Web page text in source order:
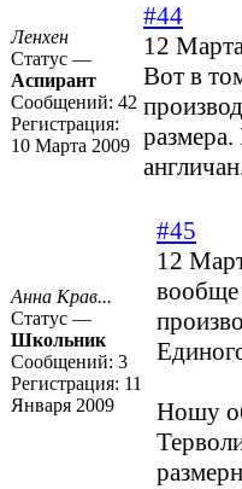
Ленхен
Статус —
Аспирант
Сообщений: 42
Регистрация:
10 Марта 2009
#44
12
Вот в
Анна Крав...
Статус —
Школьник
Сообщений: 3
Регистрация: 11
Января 2009
#45
12
вообще
Ношу